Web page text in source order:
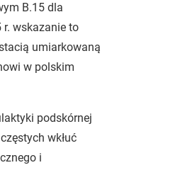
B.15 dla
r. wskazanie to
umiarkowaną
w polskim
podskórnej
wkłuć
i